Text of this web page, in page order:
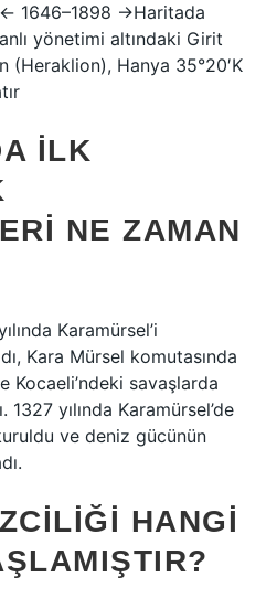
1646–1898 →Haritada
yönetimi altındaki Girit
(Heraklion), Hanya 35°20′K
ILK
NE ZAMAN
Karamürsel’i
Kara Mürsel komutasında
Kocaeli’ndeki savaşlarda
yılında Karamürsel’de
ve deniz gücünün
HANGI